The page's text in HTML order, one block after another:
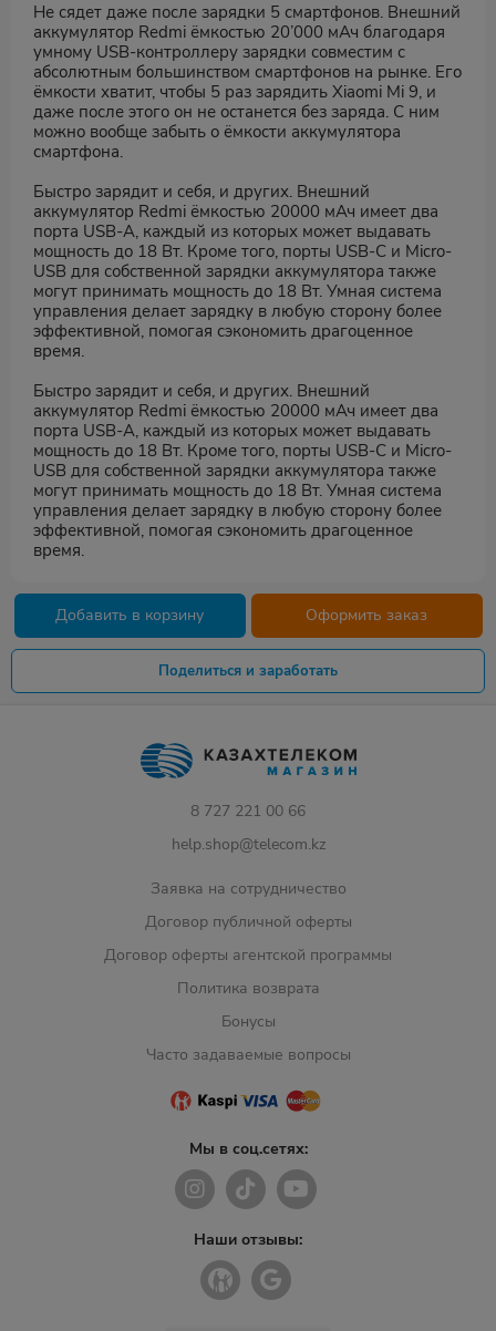
Не сядет даже после зарядки 5 смартфонов. Внешний
аккумулятор Redmi ёмкостью 20’000 мАч благодаря
умному USB-контроллеру зарядки совместим с
абсолютным большинством смартфонов на рынке. Его
ёмкости хватит, чтобы 5 раз зарядить Xiaomi Mi 9, и
даже после этого он не останется без заряда. С ним
можно вообще забыть о ёмкости аккумулятора
смартфона.
Быстро зарядит и себя, и других. Внешний
аккумулятор Redmi ёмкостью 20000 мАч имеет два
порта USB-A, каждый из которых может выдавать
мощность до 18 Вт. Кроме того, порты USB-C и Micro-
USB для собственной зарядки аккумулятора также
могут принимать мощность до 18 Вт. Умная система
управления делает зарядку в любую сторону более
эффективной, помогая сэкономить драгоценное
время.
Быстро зарядит и себя, и других. Внешний
аккумулятор Redmi ёмкостью 20000 мАч имеет два
порта USB-A, каждый из которых может выдавать
мощность до 18 Вт. Кроме того, порты USB-C и Micro-
USB для собственной зарядки аккумулятора также
могут принимать мощность до 18 Вт. Умная система
управления делает зарядку в любую сторону более
эффективной, помогая сэкономить драгоценное
время.
Добавить в корзину Оформить заказ
Поделиться и заработать
8 727 221 00 66
help.shop@telecom.kz
Заявка на сотрудничество
Договор публичной оферты
Договор оферты агентской программы
Политика возврата
Бонусы
Часто задаваемые вопросы
Мы в соц.сетях:
Наши отзывы: